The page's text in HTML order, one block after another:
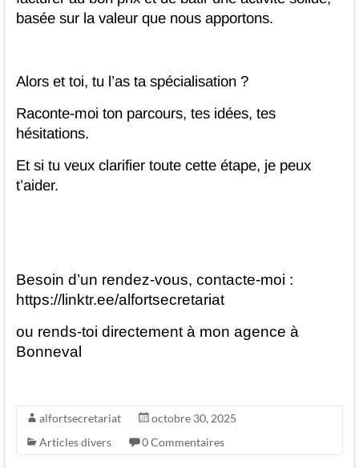
basée sur la valeur que nous apportons.
Alors et toi, tu l’as ta spécialisation ?
Raconte-moi ton parcours, tes idées, tes
hésitations.
Et si tu veux clarifier toute cette étape, je peux
t’aider.
Besoin d’un rendez-vous, contacte-moi :
https://linktr.ee/alfortsecretariat
ou rends-toi directement à mon agence à
Bonneval
alfortsecretariat
octobre 30, 2025
Articles divers
0 Commentaires